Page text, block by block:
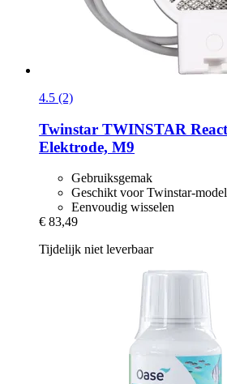
4.5 (2)
Twinstar TWINSTAR
Elektrode, M9
Gebruiksgemak
Geschikt voor Twinstar-
Eenvoudig wisselen
€ 83,49
Tijdelijk niet leverbaar